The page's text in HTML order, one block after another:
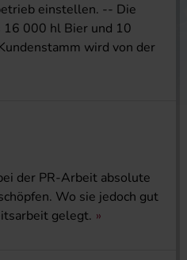
einstellen. -- Die
16 000 hl Bier und 10
wird von der
der PR-Arbeit absolute
Wo sie jedoch gut
gelegt.